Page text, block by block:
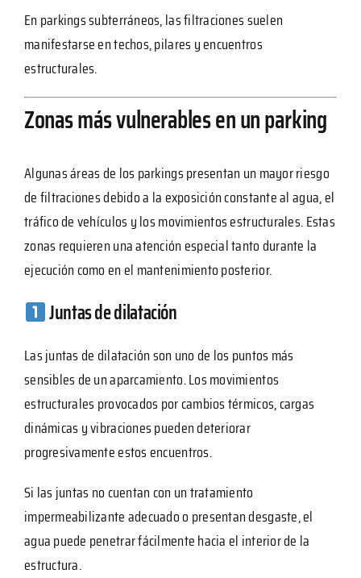
En parkings subterráneos, las filtraciones suelen
manifestarse en techos, pilares y encuentros
estructurales.
Zonas más vulnerables en un parking
Algunas áreas de los parkings presentan un mayor riesgo
de filtraciones debido a la exposición constante al agua, el
tráfico de vehículos y los movimientos estructurales. Estas
zonas requieren una atención especial tanto durante la
ejecución como en el mantenimiento posterior.
Juntas de dilatación
Las juntas de dilatación son uno de los puntos más
sensibles de un aparcamiento. Los movimientos
estructurales provocados por cambios térmicos, cargas
dinámicas y vibraciones pueden deteriorar
progresivamente estos encuentros.
Si las juntas no cuentan con un tratamiento
impermeabilizante adecuado o presentan desgaste, el
agua puede penetrar fácilmente hacia el interior de la
estructura.